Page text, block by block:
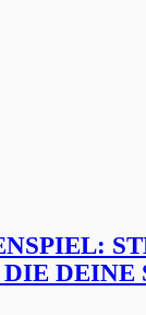
DEINE